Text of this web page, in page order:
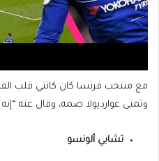
وتمنى غوارديولا ضمه، وقال عنه “إنه
تشابي ألونسو